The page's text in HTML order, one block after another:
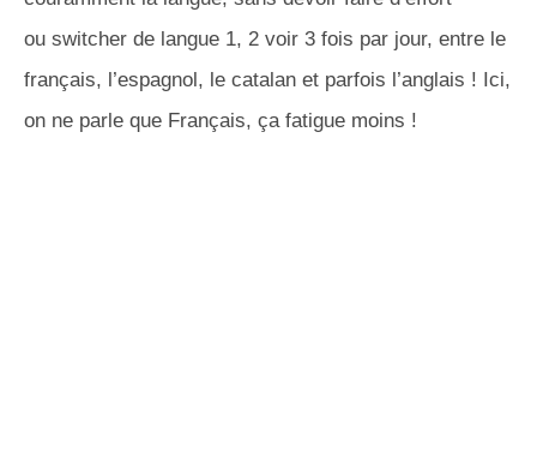
ou switcher de langue 1, 2 voir 3 fois par jour, entre le
français, l’espagnol, le catalan et parfois l’anglais ! Ici,
on ne parle que Français, ça fatigue moins !